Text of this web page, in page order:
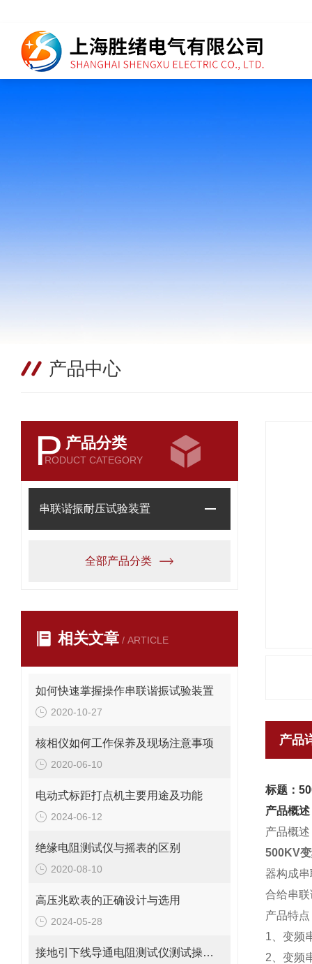
产品中心
P 产品分类
RODUCT CATEGORY
串联谐振耐压试验装置
全部产品分类
相关文章 / ARTICLE
如何快速掌握操作串联谐振试验装置
2020-10-27
核相仪如何工作保养及现场注意事项
2020-06-10
电动式标距打点机主要用途及功能
2024-06-12
绝缘电阻测试仪与摇表的区别
2020-08-10
高压兆欧表的正确设计与选用
2024-05-28
接地引下线导通电阻测试仪测试操作方法
产品
标题：
产品概述
产品概述
500KV
器构成
合给串
产品特点
1、变频
2、变频